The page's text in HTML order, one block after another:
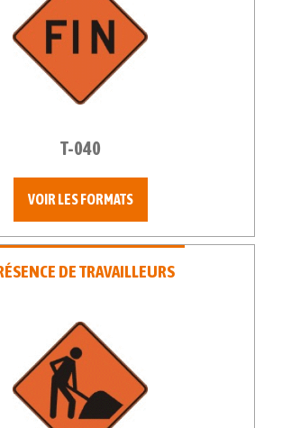
T-040
VOIR LES FORMATS
DE TRAVAILLEURS